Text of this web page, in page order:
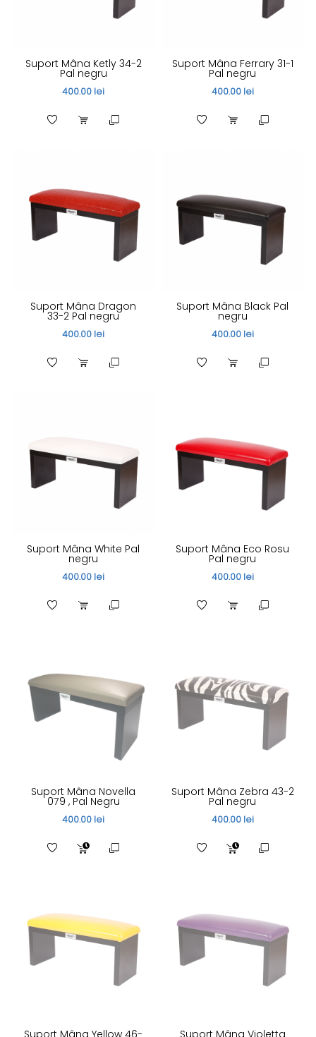
Suport Mâna Ketly 34-2
Pal negru
400.00 lei
Suport Mâna Ferrary 31-1
Pal negru
400.00 lei
Suport Mâna Dragon
33-2 Pal negru
400.00 lei
Suport Mâna Black Pal
negru
400.00 lei
Suport Mâna White Pal
negru
400.00 lei
Suport Mâna Eco Rosu
Pal negru
400.00 lei
Suport Mâna Novella
079 , Pal Negru
400.00 lei
Suport Mâna Zebra 43-2
Pal negru
400.00 lei
Suport Mâna Yellow 46- Suport Mâna Violetta